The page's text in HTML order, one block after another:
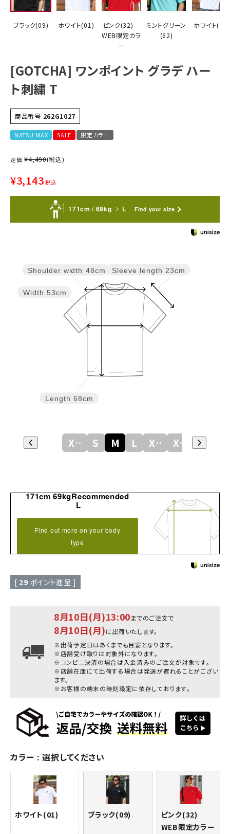
ブラック(09) ホワイト(01)
ピンク(32)
WEB限定カラ
ー
ミントグリーン
(62)
ホワイト(01)
[GOTCHA] ワンポイント グラデ ハー
ト刺繍 T
商品番号 262G1027
NATSU MAX SALE 限定カラー
定価 ¥4,490(税込)
¥3,143 税込
171cm / 69kg L Find your size
Sleeve length 23cm
Length 68cm
Width 53cm
Shoulder width 48cm
XS XL XXL
171cm 69kgRecommended
L
Find out more on your body
type
[ 29 ポイント進呈 ]
8月10日(月)13:00までのご注文で
8月10日(月)に出荷いたします。
※出荷予定日はあくまでも目安となります。
※店舗受け取りは対象外になります。
※コンビニ決済の場合は入金済みのご注文が対象です。
※店舗在庫にて出荷する場合は発送が遅れることがござい
ます。
※お客様の端末の時刻設定に依存しております。
カラー 選択してください
ホワイト(01) ブラック(09)
ピンク(32)
WEB限定カラー